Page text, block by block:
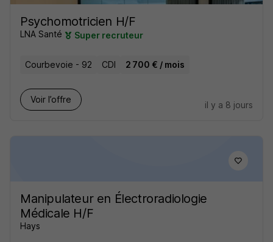
Psychomotricien H/F
LNA Santé Super recruteur
Courbevoie - 92 CDI 2 700 € / mois
Voir l’offre
il y a 8 jours
Manipulateur en Électroradiologie
Médicale H/F
Hays